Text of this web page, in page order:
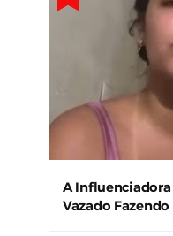
A Influenciadora
Vazado Fazendo